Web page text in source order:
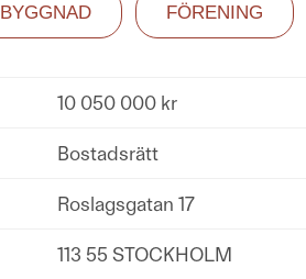
BYGGNAD FÖRENING
10 050 000 kr
Bostadsrätt
Roslagsgatan 17
113 55 STOCKHOLM